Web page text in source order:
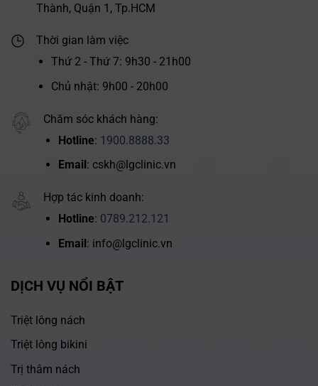
Thành, Quận 1, Tp.HCM
Thời gian làm việc
Thứ 2 - Thứ 7: 9h30 - 21h00
Chủ nhật: 9h00 - 20h00
Chăm sóc khách hàng:
Hotline: 1900.8888.33
Email : cskh@lgclinic.vn
Hợp tác kinh doanh:
Hotline: 0789.212.121
Email: info@lgclinic.vn
DỊCH VỤ NỔI BẬT
Triệt lông nách
Triệt lông bikini
Trị thâm nách